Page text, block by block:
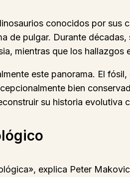
conocidos por sus
de pulgar. Durante
mientras que los
este panorama. El
bien
su historia evolutiva
explica Peter